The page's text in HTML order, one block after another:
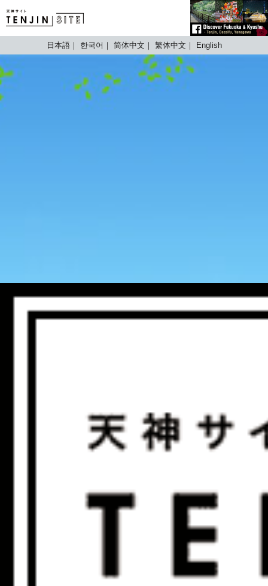
TENJIN SITE
日本語 한국어 简体中文 繁体中文 English